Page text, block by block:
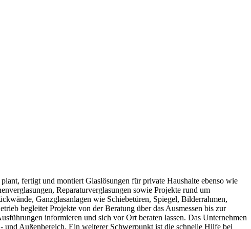
fertigt und montiert Glaslösungen für private Haushalte ebenso wie
Reparaturverglasungen sowie Projekte rund um
Ganzglasanlagen wie Schiebetüren, Spiegel, Bilderrahmen,
begleitet Projekte von der Beratung über das Ausmessen bis zur
informieren und sich vor Ort beraten lassen. Das Unternehmen
Außenbereich. Ein weiterer Schwerpunkt ist die schnelle Hilfe bei